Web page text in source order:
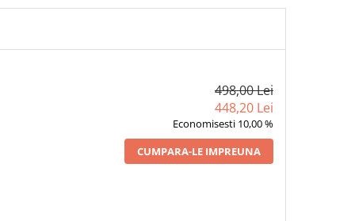
498,00 Lei
448,20 Lei
Economisesti 10,00 %
CUMPARA-LE IMPREUNA